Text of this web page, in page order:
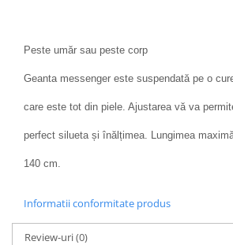
Peste umăr sau peste corp
Geanta messenger este suspendată pe o
care este tot din piele. Ajustarea vă va
perfect silueta și înălțimea. Lungimea
140 cm.
Informatii conformitate produs
Review-uri(0)